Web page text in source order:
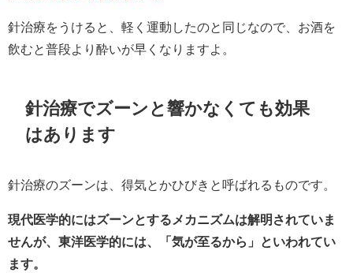
針治療をうけると、軽く運動したのと同じなので、お酒を
飲むと普段より酔いが早くなりますよ。
針治療でズーンと響かなくても効果
はあります
針治療のズーンは、得気とかひびきと呼ばれるものです。
現代医学的にはズーンとするメカニズムは解明されていま
せんが、東洋医学的には、「気が至るから」といわれてい
ます。